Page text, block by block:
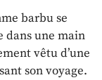
barbu se
dans une main
vêtu d’une
son voyage.